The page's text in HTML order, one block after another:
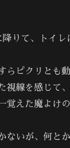
りて、トイ
らピクリとも
視線を感じて
覚えた魔よけ
ないが、何と